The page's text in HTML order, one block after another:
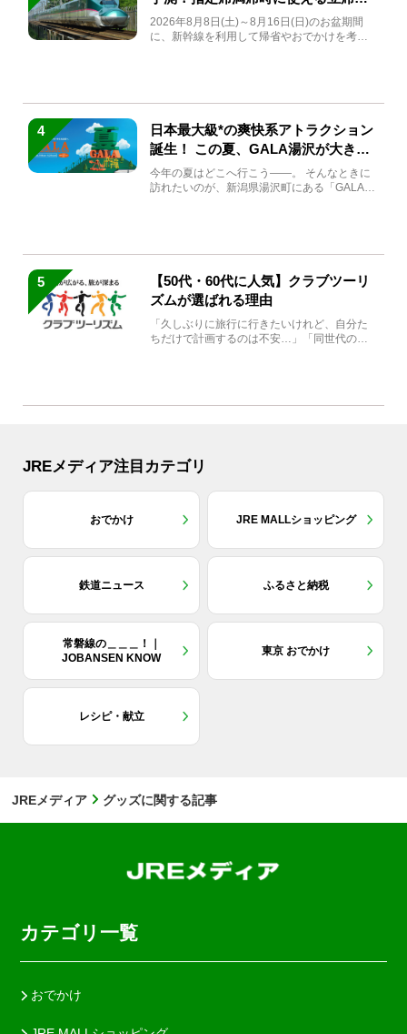
急券も解説
2026年8月8日(土)～8月16日(日)のお盆期間
に、新幹線を利用して帰省やおでかけを考え
4
日本最大級*の爽快系アトラクション
誕生！ この夏、GALA湯沢が大きく
生まれ変わる
今年の夏はどこへ行こう――。 そんなときに
訪れたいのが、新潟県湯沢町にある「GALA湯
5
【50代・60代に人気】クラブツーリ
ズムが選ばれる理由
「久しぶりに旅行に行きたいけれど、自分た
ちだけで計画するのは不安…」「同世代の方
JREメディア注目カテゴリ
おでかけ JRE MALLショッピング
鉄道ニュース ふるさと納税
常磐線の＿＿＿！｜
JOBANSEN KNOW
東京 おでかけ
レシピ・献立
JREメディア グッズに関する記事
カテゴリ一覧
おでかけ